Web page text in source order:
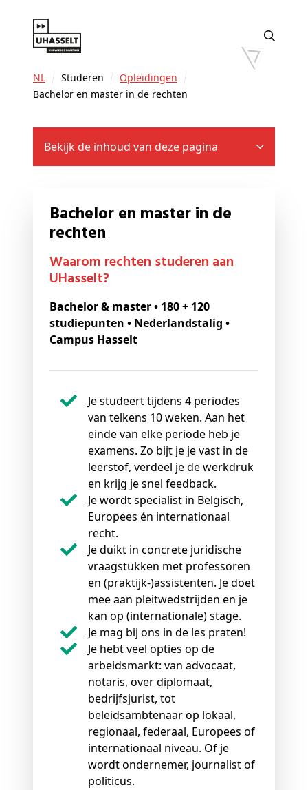
NL Studeren
Opleidingen
Bachelor en master in de rechten
Bekijk de inhoud van deze pagina
Bachelor en master in de
rechten
Waarom rechten studeren aan
UHasselt?
Bachelor & master • 180 + 120
studiepunten • Nederlandstalig •
Campus Hasselt
Je studeert tijdens 4 periodes
van telkens 10 weken. Aan het
einde van elke periode heb je
examens. Zo bijt je je vast in de
leerstof, verdeel je de werkdruk
en krijg je snel feedback.
Je wordt specialist in Belgisch,
Europees én internationaal
recht.
Je duikt in concrete juridische
vraagstukken met professoren
en (praktijk-)assistenten. Je doet
mee aan pleitwedstrijden en je
kan op (internationale) stage.
Je mag bij ons in de les praten!
Je hebt veel opties op de
arbeidsmarkt: van advocaat,
notaris, over diplomaat,
bedrijfsjurist, tot
beleidsambtenaar op lokaal,
regionaal, federaal, Europees of
internationaal niveau. Of je
wordt ondernemer, journalist of
politicus.